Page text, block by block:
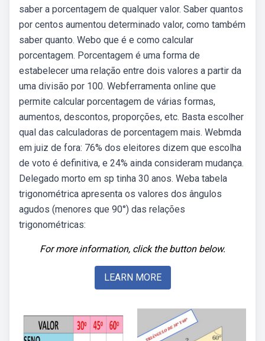
saber a porcentagem de qualquer valor. Saber quantos
por centos aumentou determinado valor, como também
saber quanto. Webo que é e como calcular
porcentagem. Porcentagem é uma forma de
estabelecer uma relação entre dois valores a partir da
uma divisão por 100. Webferramenta online que
permite calcular porcentagem de várias formas,
aumentos, descontos, proporções, etc. Basta escolher
qual das calculadoras de porcentagem mais. Webmda
em juiz de fora: 76% dos eleitores dizem que escolha
de voto é definitiva, e 24% ainda consideram mudança.
Delegado morto em sp tinha 30 anos. Weba tabela
trigonométrica apresenta os valores dos ângulos
agudos (menores que 90°) das relações
trigonométricas:
For more information, click the button below.
LEARN MORE